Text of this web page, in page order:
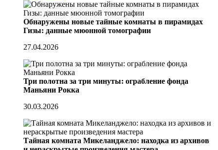
Обнаружены новые тайные комнаты в пирамидах
Гизы: данные мюонной томографии
27.04.2026
Три полотна за три минуты: ограбление фонда
Маньяни Рокка
30.03.2026
Тайная комната Микеланджело: находка из архивов